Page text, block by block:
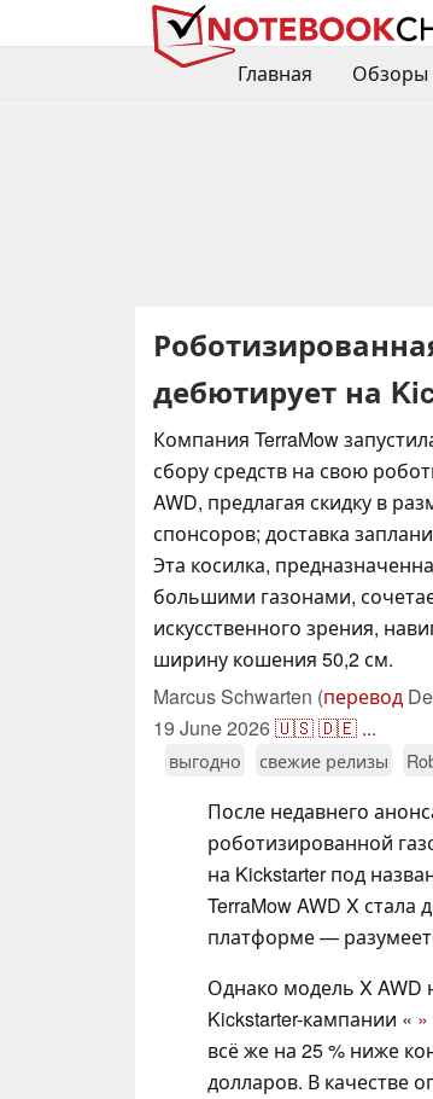
Главная
Обзоры
дебютирует на
Компания TerraMow
сбору средств на свою
AWD, предлагая скидку в
спонсоров; доставка
Эта косилка,
большими газонами,
искусственного зрения,
ширину кошения 50,2 см.
Marcus Schwarten (перевод
19 June 2026🇺🇸🇩🇪 ...
выгодно свежие релизы
После недавнего
роботизированной
на Kickstarter под
TerraMow AWD X
платформе —
Однако модель X
Kickstarter-кампании « »
всё же на 25 % ниже
долларов. В качестве